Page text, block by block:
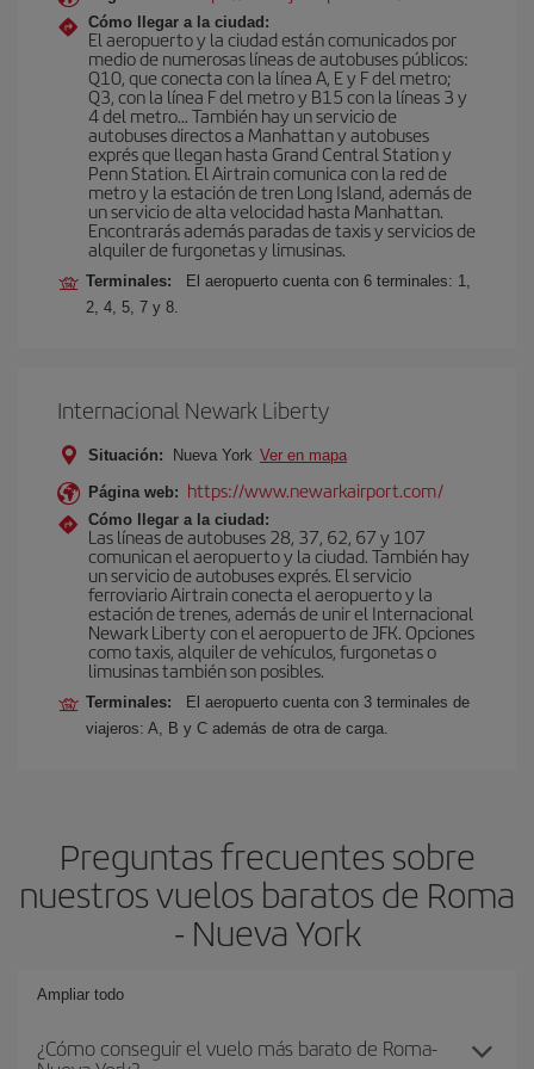
Cómo llegar a la ciudad:
El aeropuerto y la ciudad están comunicados por
medio de numerosas líneas de autobuses públicos:
Q10, que conecta con la línea A, E y F del metro;
Q3, con la línea F del metro y B15 con la líneas 3 y
4 del metro… También hay un servicio de
autobuses directos a Manhattan y autobuses
exprés que llegan hasta Grand Central Station y
Penn Station. El Airtrain comunica con la red de
metro y la estación de tren Long Island, además de
un servicio de alta velocidad hasta Manhattan.
Encontrarás además paradas de taxis y servicios de
alquiler de furgonetas y limusinas.
Terminales:
El aeropuerto cuenta con 6 terminales: 1,
2, 4, 5, 7 y 8.
Internacional Newark Liberty
Situación: Nueva York Ver en mapa
Página web: https://www.newarkairport.com/
Cómo llegar a la ciudad:
Las líneas de autobuses 28, 37, 62, 67 y 107
comunican el aeropuerto y la ciudad. También hay
un servicio de autobuses exprés. El servicio
ferroviario Airtrain conecta el aeropuerto y la
estación de trenes, además de unir el Internacional
Newark Liberty con el aeropuerto de JFK. Opciones
como taxis, alquiler de vehículos, furgonetas o
limusinas también son posibles.
Terminales:
El aeropuerto cuenta con 3 terminales de
viajeros: A, B y C además de otra de carga.
Preguntas frecuentes sobre
nuestros vuelos baratos de Roma
- Nueva York
Ampliar todo
¿Cómo conseguir el vuelo más barato de Roma-